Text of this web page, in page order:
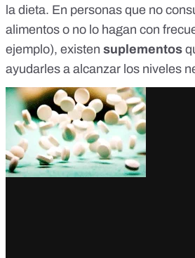
la dieta. En personas que no
alimentos o no lo hagan con
ejemplo), existen suplementos
ayudarles a alcanzar los niveles